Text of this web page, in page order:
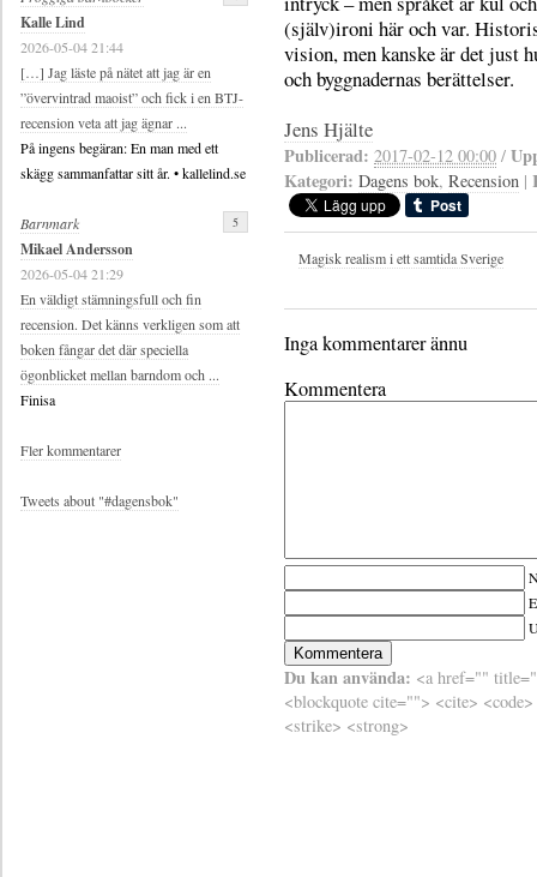
(själv)ironi här och var.
vision, men kanske är det just
och byggnadernas berättelser.
Jens Hjälte
Publicerad: 2017-02-12 00:00 /
Kategori: Dagens bok, Recension |
Magisk realism i ett samtida Sverige
Inga kommentarer ännu
Kommentera
Du kan använda: <a href=""
<blockquote cite=""> <cite>
<strike> <strong>
Kalle Lind
2026-05-04 21:44
[…] Jag läste på nätet att jag är en
”övervintrad maoist” och fick i en BTJ-
recension veta att jag ägnar ...
På ingens begäran: En man med ett
skägg sammanfattar sitt år. • kallelind.se
Barnmark
Mikael Andersson
2026-05-04 21:29
En väldigt stämningsfull och fin
recension. Det känns verkligen som att
boken fångar det där speciella
ögonblicket mellan barndom och ...
Finisa
5
Fler kommentarer
Tweets about "#dagensbok"